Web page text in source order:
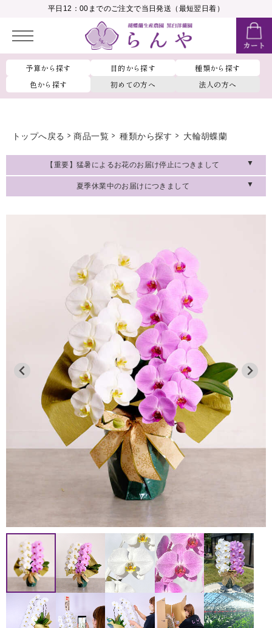
平日12：00までのご注文で当日発送（最短翌日着）
予算から探す 目的から探す
種類から探す
色から探す
初めての方へ 法人の方へ
会員ランク：__MEMBER_RANK_NAME__
トップへ戻る 商品一覧 種類から探す 大輪胡蝶蘭
【重要】猛暑によるお花のお届け停止につきまして
連日の猛暑により、品質保持が困難なため、下記地域への
お届けを一時的に見送らせていただきます。
お客様にはご迷惑をおかけし大変申し訳ございませんが、
何卒ご理解賜りますようお願い申し上げます。
【配送停止の地域】
北海道（札幌市を除く）
●北海道（札幌市限定）への配送について
夏季休業中のお届けにつきまして
●通常商品（胡蝶蘭の鉢物等）
8月12日 お昼12：00以降
→ 最短お届けは8月18日（遠方19日）となります。
●彩華のワルツ・特注・アレンジ・花束
8月10日 お昼12：00迄
→ 8月13～16日を含む全ての日時指定が可能です。